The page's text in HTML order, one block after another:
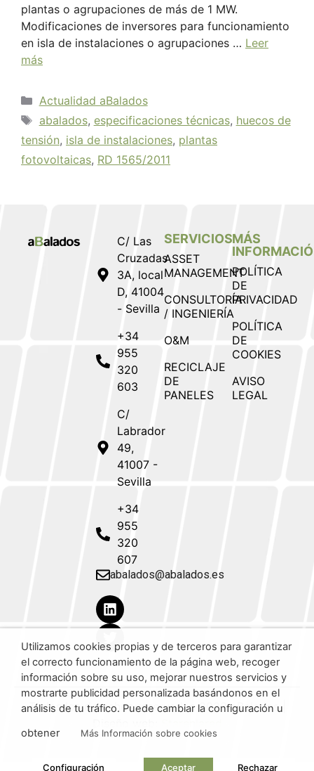
plantas o agrupaciones de más de 1 MW.
Modificaciones de inversores para funcionamiento
en isla de instalaciones o agrupaciones … Leer
más
Actualidad aBalados
abalados, especificaciones técnicas, huecos de
tensión, isla de instalaciones, plantas
fotovoltaicas, RD 1565/2011
C/ Las
Cruzadas
3A, local
D, 41004
- Sevilla
+34
955
320
603
C/
Labrador
49,
41007 -
Sevilla
+34
955
320
607
abalados@abalados.es
SERVICIOS
ASSET
MANAGEMENT
CONSULTORÍA
/ INGENIERÍA
O&M
RECICLAJE
DE
PANELES
MÁS
POLÍTICA
DE
PRIVACIDAD
POLÍTICA
DE
COOKIES
AVISO
LEGAL
Todos los derechos reservados 2023 aBalados |
Utilizamos cookies propias y de terceros para garantizar
el correcto funcionamiento de la página web, recoger
información sobre su uso, mejorar nuestros servicios y
mostrarte publicidad personalizada basándonos en el
análisis de tu tráfico. Puede cambiar la configuración u
obtener
Más Información sobre cookies
Configuración Aceptar Rechazar